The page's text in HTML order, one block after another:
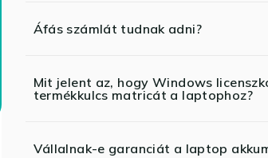
Áfás számlát tudnak adni?
Mit jelent az, hogy Windows
termékkulcs matricát a laptophoz?
Vállalnak-e garanciát a laptop